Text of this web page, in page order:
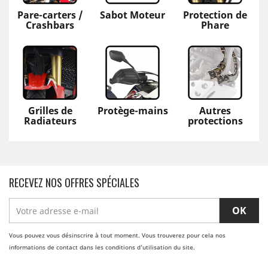
Pare-carters /
Crashbars
Sabot Moteur Protection de
Phare
Grilles de
Radiateurs
Protège-mains Autres
protections
RECEVEZ NOS OFFRES SPÉCIALES
Vous pouvez vous désinscrire à tout moment. Vous trouverez pour cela nos
informations de contact dans les conditions d'utilisation du site.